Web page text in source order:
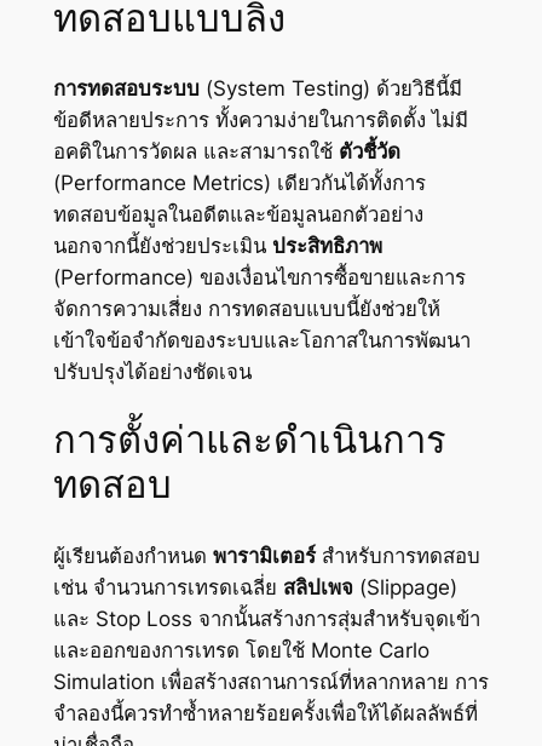
ทดสอบแบบลิง
การทดสอบระบบ(System Testing) ด้วยวิธีนี้มี
ข้อดีหลายประการ ทั้งความง่ายในการติดตั้ง ไม่มี
อคติในการวัดผล และสามารถใช้ ตัวชี้วัด
(Performance Metrics) เดียวกันได้ทั้งการ
ทดสอบข้อมูลในอดีตและข้อมูลนอกตัวอย่าง
นอกจากนี้ยังช่วยประเมิน ประสิทธิภาพ
(Performance) ของเงื่อนไขการซื้อขายและการ
จัดการความเสี่ยง การทดสอบแบบนี้ยังช่วยให้
เข้าใจข้อจำกัดของระบบและโอกาสในการพัฒนา
ปรับปรุงได้อย่างชัดเจน
การตั้งค่าและดำเนินการ
ทดสอบ
ผู้เรียนต้องกำหนด พารามิเตอร์สำหรับการทดสอบ
เช่น จำนวนการเทรดเฉลี่ย สลิปเพจ(Slippage)
และ Stop Loss จากนั้นสร้างการสุ่มสำหรับจุดเข้า
และออกของการเทรด โดยใช้ Monte Carlo
Simulation เพื่อสร้างสถานการณ์ที่หลากหลาย การ
จำลองนี้ควรทำซ้ำหลายร้อยครั้งเพื่อให้ได้ผลลัพธ์ที่